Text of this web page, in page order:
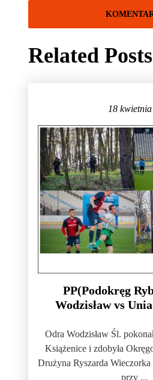
Related Posts
18
PP(Podokręg
Wodzisław vs
Odra Wodzisław Śl.
Książenice i zdobyła
Drużyna Ryszarda Wieczorka
przy ...